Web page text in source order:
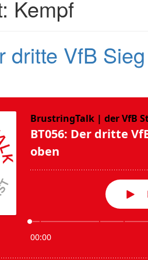
Kempf
dritte VfB